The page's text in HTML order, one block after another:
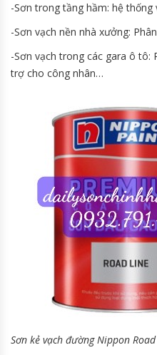
-Sơn trong tầng hầm: hệ
-Sơn vạch nền nhà xưởng:
-Sơn vạch trong các gara ô tô:
trợ cho công nhân…
Sơn kẻ vạch đường Nippon